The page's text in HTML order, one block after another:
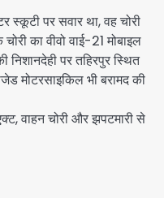
स्कूटी पर सवार था, वह चोरी
का वीवो वाई-21 मोबाइल
पर तहिरपुर स्थित
मोटरसाइकिल भी बरामद की
वाहन चोरी और झपटमारी से